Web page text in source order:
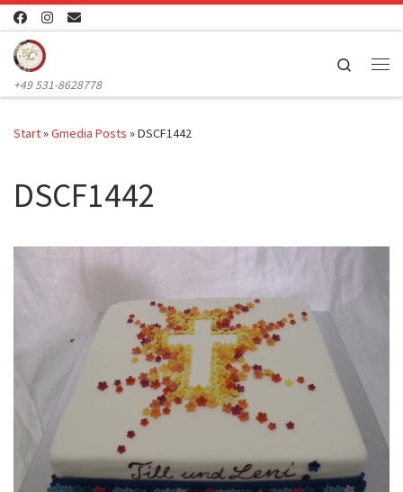
Zum Inhalt springen
+49 531-8628778
Search
Start»Gmedia Posts »DSCF1442
DSCF1442